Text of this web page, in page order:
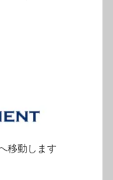
移動します